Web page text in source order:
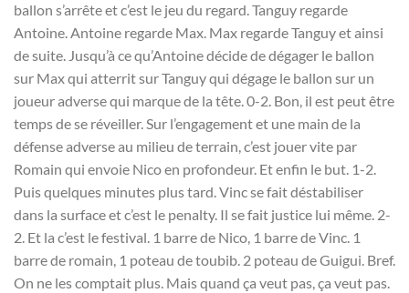
ballon s’arrête et c’est le jeu du regard. Tanguy regarde
Antoine. Antoine regarde Max. Max regarde Tanguy et ainsi
de suite. Jusqu’à ce qu’Antoine décide de dégager le ballon
sur Max qui atterrit sur Tanguy qui dégage le ballon sur un
joueur adverse qui marque de la tête. 0-2. Bon, il est peut être
temps de se réveiller. Sur l’engagement et une main de la
défense adverse au milieu de terrain, c’est jouer vite par
Romain qui envoie Nico en profondeur. Et enfin le but. 1-2.
Puis quelques minutes plus tard. Vinc se fait déstabiliser
dans la surface et c’est le penalty. Il se fait justice lui même. 2-
2. Et la c’est le festival. 1 barre de Nico, 1 barre de Vinc. 1
barre de romain, 1 poteau de toubib. 2 poteau de Guigui. Bref.
On ne les comptait plus. Mais quand ça veut pas, ça veut pas.